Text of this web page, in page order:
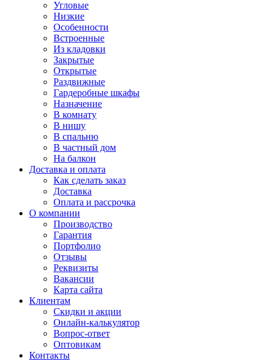
Угловые
Низкие
Особенности
Встроенные
Из кладовки
Закрытые
Открытые
Раздвижные
Гардеробные шкафы
Назначение
В комнату
В нишу
В спальню
В частный дом
На балкон
Доставка и оплата
Как сделать заказ
Доставка
Оплата и рассрочка
О компании
Производство
Гарантия
Портфолио
Отзывы
Реквизиты
Вакансии
Карта сайта
Клиентам
Скидки и акции
Онлайн-калькулятор
Вопрос-ответ
Оптовикам
Контакты